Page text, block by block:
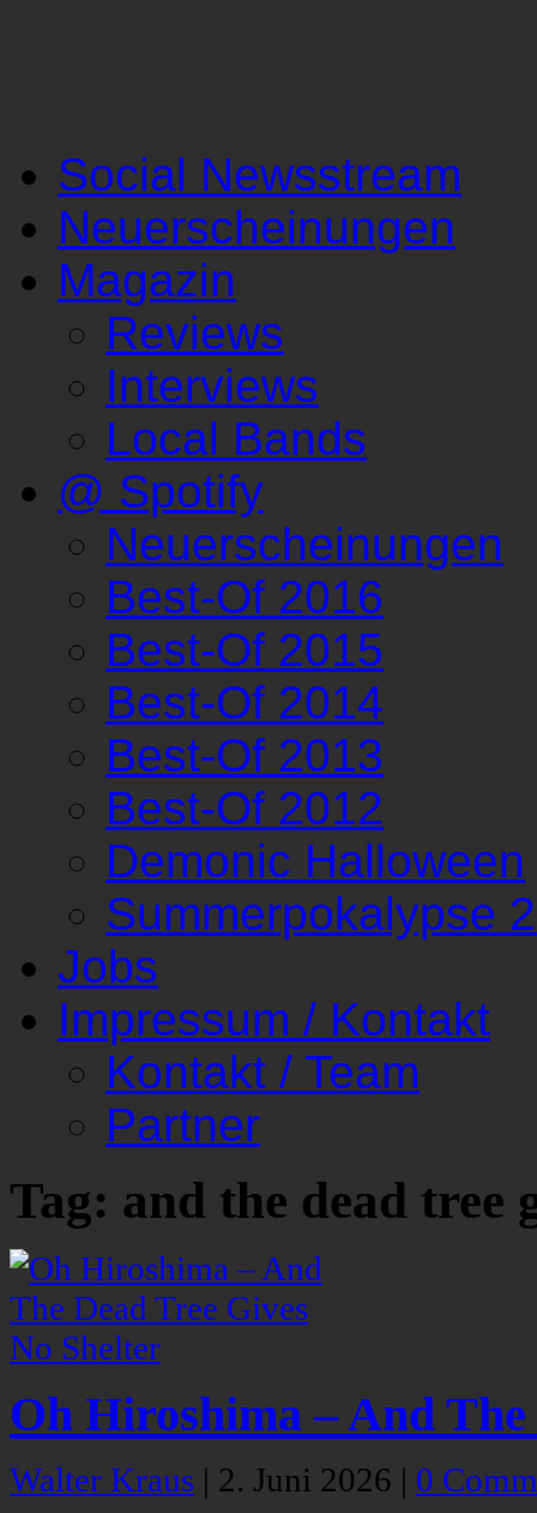
Social Newsstream
Neuerscheinungen
Magazin
Reviews
Interviews
Local Bands
@ Spotify
Neuerscheinungen
Best-Of 2016
Best-Of 2015
Best-Of 2014
Best-Of 2013
Best-Of 2012
Demonic Halloween
Summerpokalypse
Jobs
Impressum / Kontakt
Kontakt / Team
Partner
Tag: and the dead tree
Oh Hiroshima – And
Walter Kraus | 2. Juni 2026 | 0